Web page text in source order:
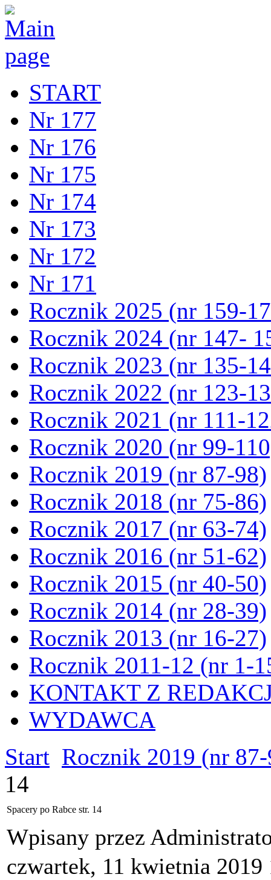
START
Nr 177
Nr 176
Nr 175
Nr 174
Nr 173
Nr 172
Nr 171
Rocznik 2025 (nr 159-
Rocznik 2024 (nr 147-
Rocznik 2023 (nr 135-
Rocznik 2022 (nr 123-
Rocznik 2021 (nr 111-
Rocznik 2020 (nr 99-
Rocznik 2019 (nr 87-98)
Rocznik 2018 (nr 75-86)
Rocznik 2017 (nr 63-74)
Rocznik 2016 (nr 51-62)
Rocznik 2015 (nr 40-50)
Rocznik 2014 (nr 28-39)
Rocznik 2013 (nr 16-27)
Rocznik 2011-12 (nr 1-
KONTAKT Z
WYDAWCA
Start Rocznik 2019 (nr
14
Spacery po Rabce str. 14
Wpisany przez
czwartek, 11 kwietnia 2019